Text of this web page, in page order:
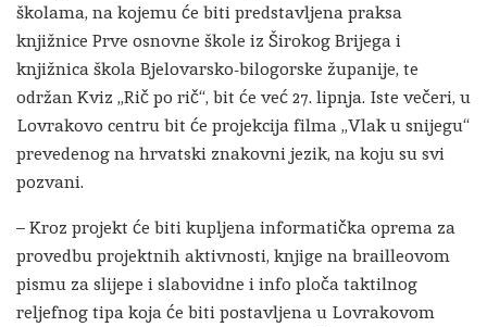
školama, na kojemu će biti predstavljena praksa
knjižnice Prve osnovne škole iz Širokog Brijega i
knjižnica škola Bjelovarsko-bilogorske županije, te
održan Kviz „Rič po rič“, bit će već 27. lipnja. Iste večeri, u
Lovrakovo centru bit će projekcija filma „Vlak u snijegu“
prevedenog na hrvatski znakovni jezik, na koju su svi
pozvani.
– Kroz projekt će biti kupljena informatička oprema za
provedbu projektnih aktivnosti, knjige na brailleovom
pismu za slijepe i slabovidne i info ploča taktilnog
reljefnog tipa koja će biti postavljena u Lovrakovom